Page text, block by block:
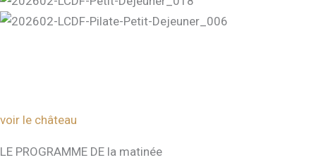
voir le château
LE PROGRAMME DE la matinée